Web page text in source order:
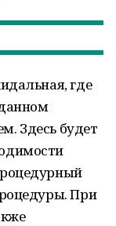
где
Здесь будет
При